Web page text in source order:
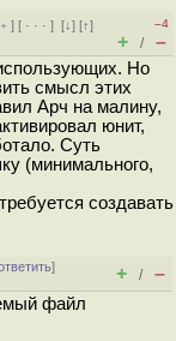
] [ · · ·][↓] [↑]
–4
+ / –
Но
смысл этих
Арч на малину,
юнит,
Суть
(минимального,
создавать
]
+ / –
файл